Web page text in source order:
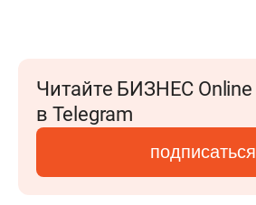
Читайте БИЗНЕС Online
в Telegram
подписаться